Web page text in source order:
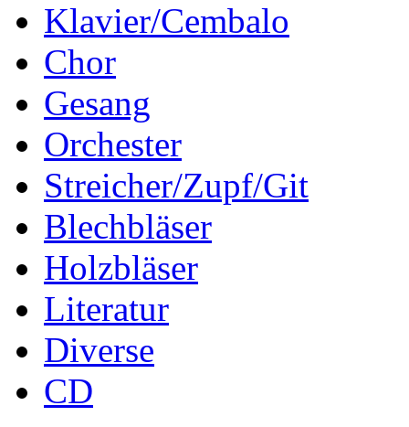
Klavier/Cembalo
Chor
Gesang
Orchester
Streicher/Zupf/Git
Blechbläser
Holzbläser
Literatur
Diverse
CD